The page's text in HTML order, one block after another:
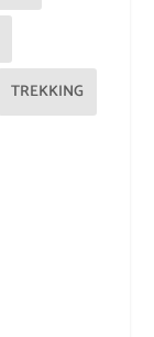
TREKKING